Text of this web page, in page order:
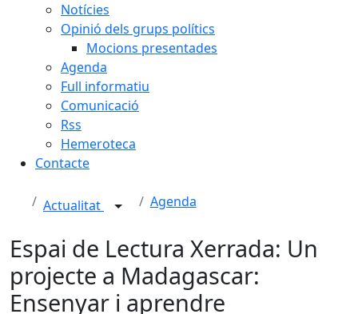
Notícies
Opinió dels grups polítics
Mocions presentades
Agenda
Full informatiu
Comunicació
Rss
Hemeroteca
Contacte
Actualitat Agenda
Espai de Lectura Xerrada: Un
projecte a Madagascar:
Ensenyar i aprendre